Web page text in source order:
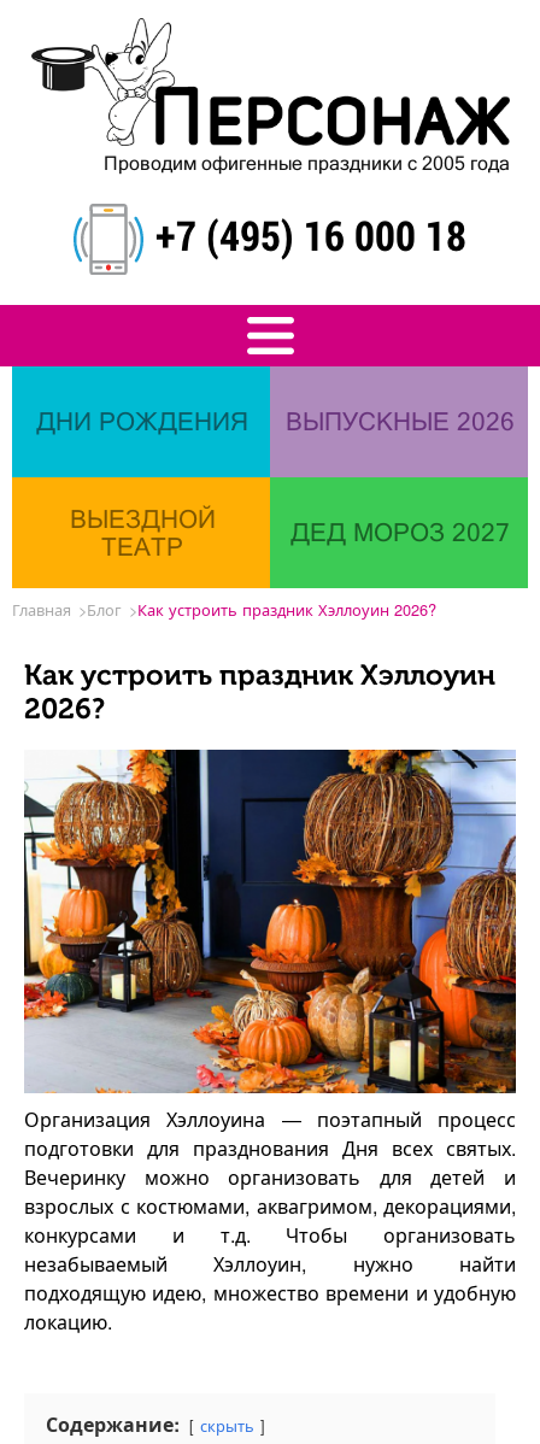
Проводим офигенные праздники с 2005 года
+7 (495) 16 000 18
ДНИ РОЖДЕНИЯ ВЫПУСКНЫЕ 2026
ВЫЕЗДНОЙ
ТЕАТР
ДЕД МОРОЗ 2027
Главная Блог Как устроить праздник Хэллоуин 2026?
Как устроить праздник Хэллоуин
2026?
Организация Хэллоуина — поэтапный процесс
подготовки для празднования Дня всех святых.
Вечеринку можно организовать для детей и
взрослых с костюмами, аквагримом, декорациями,
конкурсами и т.д. Чтобы организовать
незабываемый Хэллоуин, нужно найти
подходящую идею, множество времени и удобную
локацию.
Содержание: скрыть